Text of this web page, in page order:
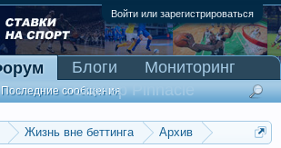
Войти или зарегистрироваться
Жизнь вне беттинга
Архив
Последние сообщения
Блоги
Мониторинг
Сканер Pinnacle